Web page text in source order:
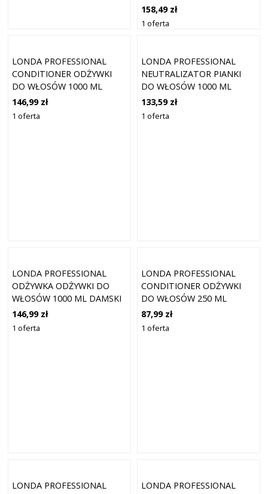
158,49 zł
1 oferta
LONDA PROFESSIONAL
CONDITIONER ODŻYWKI
DO WŁOSÓW 1000 ML
DAMSKI
146,99 zł
1 oferta
LONDA PROFESSIONAL
NEUTRALIZATOR PIANKI
DO WŁOSÓW 1000 ML
DAMSKI
133,59 zł
1 oferta
LONDA PROFESSIONAL
ODŻYWKA ODŻYWKI DO
WŁOSÓW 1000 ML DAMSKI
146,99 zł
1 oferta
LONDA PROFESSIONAL
CONDITIONER ODŻYWKI
DO WŁOSÓW 250 ML
DAMSKI
87,99 zł
1 oferta
LONDA PROFESSIONAL
LONDA PROFESSIONAL